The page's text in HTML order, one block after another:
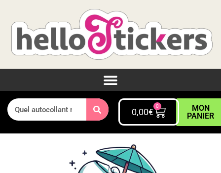
0,00€
0
MON
PANIER